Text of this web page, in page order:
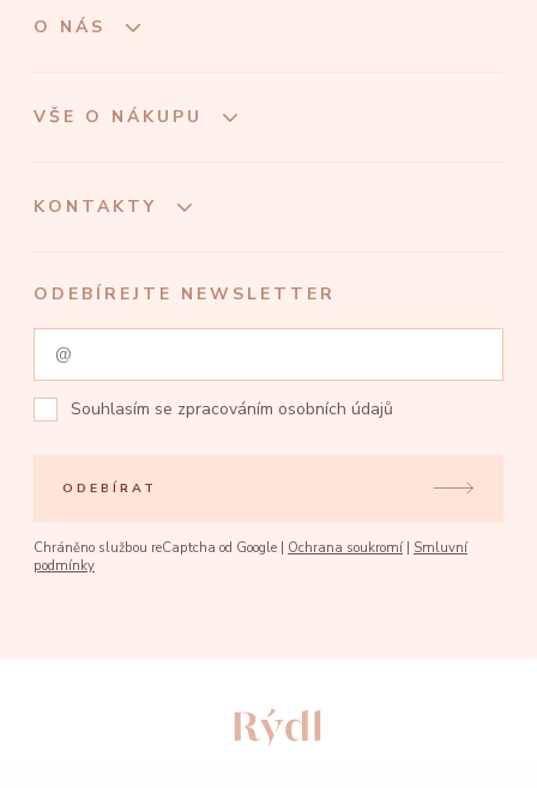
O NÁS
VŠE O NÁKUPU
KONTAKTY
ODEBÍREJTE NEWSLETTER
Souhlasím se zpracováním osobních údajů
ODEBÍRAT
Chráněno službou reCaptcha od Google | Ochrana soukromí | Smluvní
podmínky